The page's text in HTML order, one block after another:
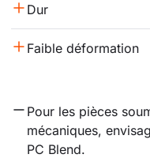
Dur
Faible déformation
Pour les pièces
mécaniques,
PC Blend.